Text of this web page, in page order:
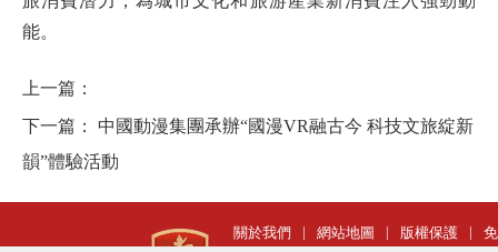
能。
上一篇：
下一篇： 中國動漫集團承辦“國漫VR融古今 科技文旅綻新
韻”體驗活動